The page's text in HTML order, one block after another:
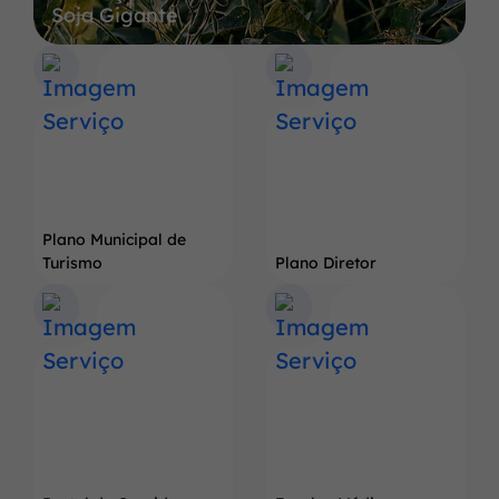
a
Terra
do
Pé
Gigante
Soja Gigante
Plano Municipal de
Turismo
Plano Diretor